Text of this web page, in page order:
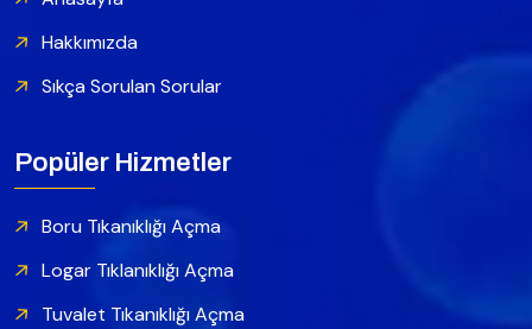
Hakkımızda
Sıkça Sorulan Sorular
Popüler Hizmetler
Boru Tıkanıklığı Açma
Logar Tıklanıklığı Açma
Tuvalet Tıkanıklığı Açma